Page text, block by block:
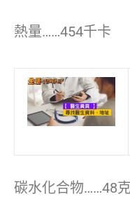
熱量……454千卡
碳水化合物……48克